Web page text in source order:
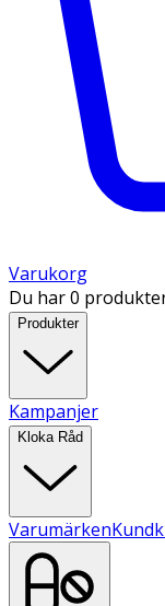
Varukorg
Du har 0
Produkter
Kampanjer
Kloka Råd
Varumärken